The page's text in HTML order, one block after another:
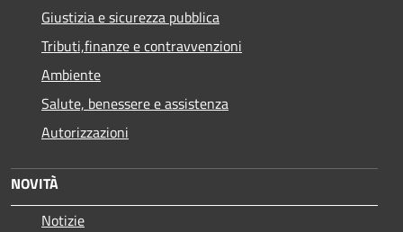
Giustizia e sicurezza pubblica
Tributi,finanze e contravvenzioni
Ambiente
Salute, benessere e assistenza
Autorizzazioni
NOVITÀ
Notizie